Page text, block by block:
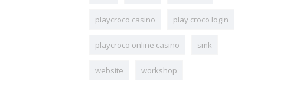
playcroco casino play croco login
playcroco online casino smk
website workshop